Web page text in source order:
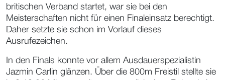
britischen Verband startet, war sie bei den
Meisterschaften nicht für einen Finaleinsatz berechtigt.
Daher setzte sie schon im Vorlauf dieses
Ausrufezeichen.
In den Finals konnte vor allem Ausdauerspezialistin
Jazmin Carlin glänzen. Über die 800m Freistil stellte sie